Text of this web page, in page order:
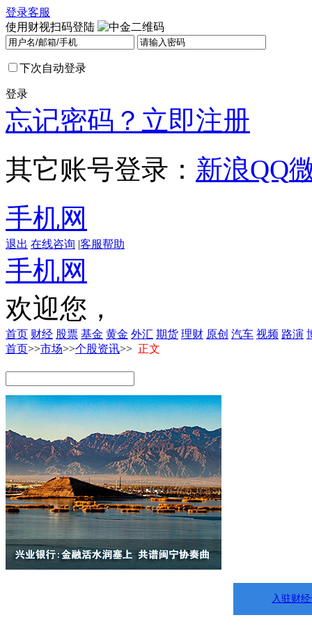
登录客服
使用财视扫码登陆
下次自动登录
登录
忘记密码？ 立即注册
其它账号登录： 新浪QQ
手机网
退出 在线咨询 |客服帮助
手机网
欢迎您，
首页 财经 股票 基金 黄金 外汇 期货 理财 原创 汽车 视频 路演
首页>>市场>>个股资讯>> 正文
入驻财